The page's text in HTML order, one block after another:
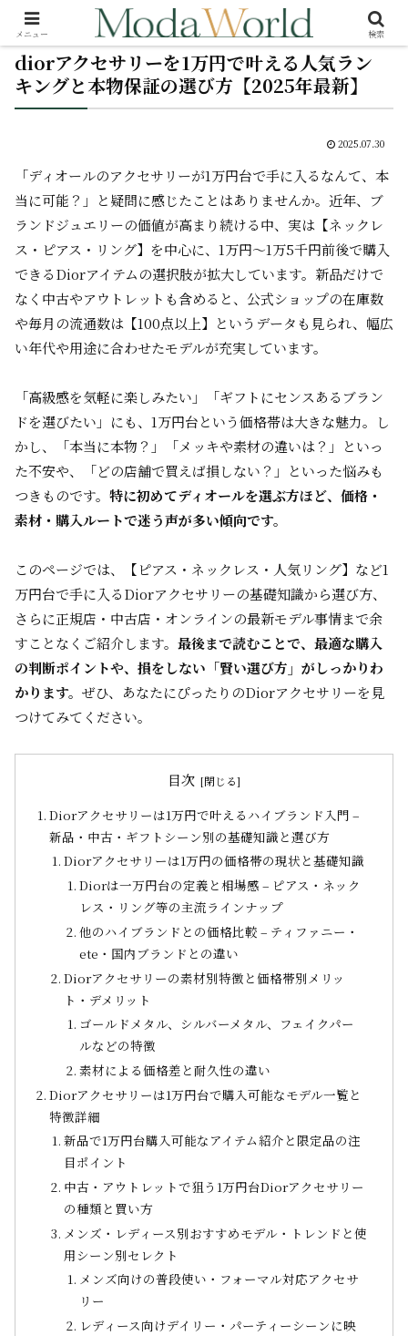
diorアクセサリーを1万円で叶える人気ラン
キングと本物保証の選び方【2025年最新】
2025.07.30
「ディオールのアクセサリーが1万円台で手に入るなんて、本
当に可能？」と疑問に感じたことはありませんか。近年、ブ
ランドジュエリーの価値が高まり続ける中、実は【ネックレ
ス・ピアス・リング】を中心に、1万円～1万5千円前後で購入
できるDiorアイテムの選択肢が拡大しています。新品だけで
なく中古やアウトレットも含めると、公式ショップの在庫数
や毎月の流通数は【100点以上】というデータも見られ、幅広
い年代や用途に合わせたモデルが充実しています。
「高級感を気軽に楽しみたい」「ギフトにセンスあるブラン
ドを選びたい」にも、1万円台という価格帯は大きな魅力。し
かし、「本当に本物？」「メッキや素材の違いは？」といっ
た不安や、「どの店舗で買えば損しない？」といった悩みも
つきものです。 特に初めてディオールを選ぶ方ほど、価格・
素材・購入ルートで迷う声が多い傾向です。
このページでは、【ピアス・ネックレス・人気リング】など1
万円台で手に入るDiorアクセサリーの基礎知識から選び方、
さらに正規店・中古店・オンラインの最新モデル事情まで余
すことなくご紹介します。 最後まで読むことで、最適な購入
の判断ポイントや、損をしない「賢い選び方」がしっかりわ
かります。 ぜひ、あなたにぴったりのDiorアクセサリーを見
つけてみてください。
目次
Diorアクセサリーは1万円で叶えるハイブランド入門 –
新品・中古・ギフトシーン別の基礎知識と選び方
Diorアクセサリーは1万円の価格帯の現状と基礎知識
Diorは一万円台の定義と相場感 – ピアス・ネック
レス・リング等の主流ラインナップ
他のハイブランドとの価格比較 – ティファニー・
ete・国内ブランドとの違い
Diorアクセサリーの素材別特徴と価格帯別メリッ
ト・デメリット
ゴールドメタル、シルバーメタル、フェイクパー
ルなどの特徴
素材による価格差と耐久性の違い
Diorアクセサリーは1万円台で購入可能なモデル一覧と
特徴詳細
新品で1万円台購入可能なアイテム紹介と限定品の注
目ポイント
中古・アウトレットで狙う1万円台Diorアクセサリー
の種類と買い方
メンズ・レディース別おすすめモデル・トレンドと使
用シーン別セレクト
メンズ向けの普段使い・フォーマル対応アクセサ
リー
レディース向けデイリー・パーティーシーンに映
メニュー 検索